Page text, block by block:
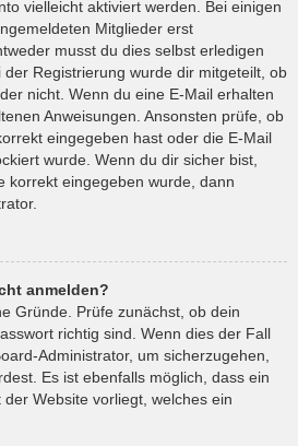
vielleicht aktiviert werden. Bei einigen
Mitglieder erst
musst du dies selbst erledigen
der Registrierung wurde dir mitgeteilt, ob
nicht. Wenn du eine E-Mail erhalten
Anweisungen. Ansonsten prüfe, ob
eingegeben hast oder die E-Mail
wurde. Wenn du dir sicher bist,
korrekt eingegeben wurde, dann
anmelden?
Gründe. Prüfe zunächst, ob dein
richtig sind. Wenn dies der Fall
Administrator, um sicherzugehen,
Es ist ebenfalls möglich, dass ein
Website vorliegt, welches ein